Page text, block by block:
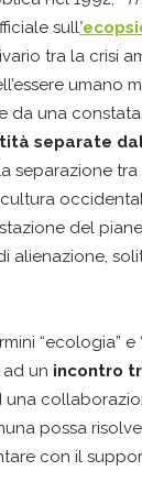
sull
tra la crisi
umano
da una
separate
separazione
del
alienazione,
“ecologia”
un incontro
una
possa
con il